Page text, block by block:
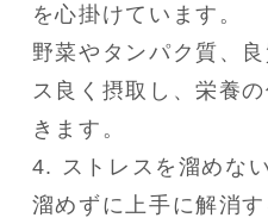
を心掛けています。
野菜やタンパク質、
ス良く摂取し、栄養
きます。
4. ストレスを溜めな
溜めずに上手に解消